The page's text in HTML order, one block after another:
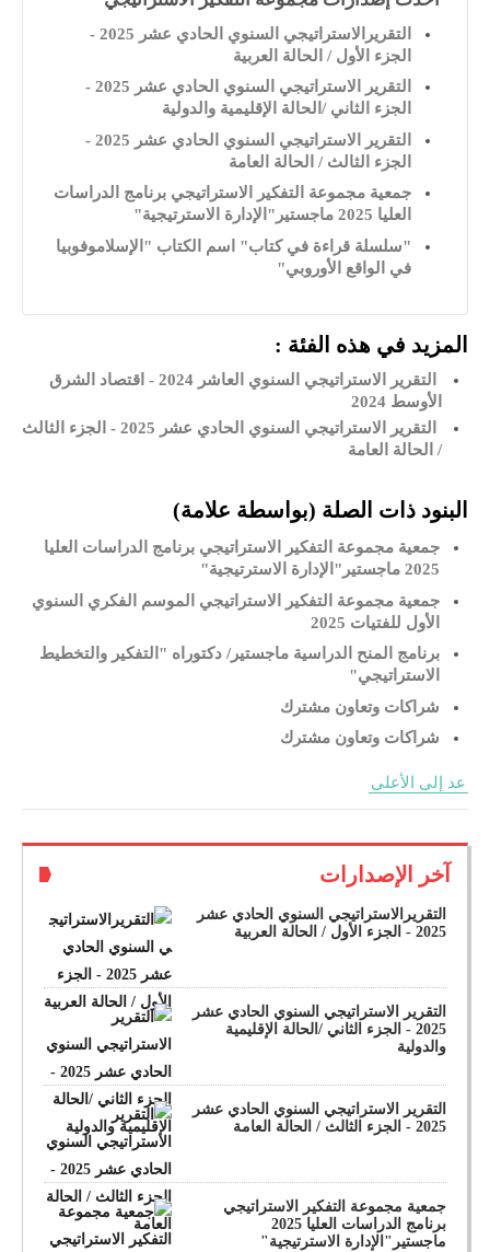
التقريرالاستراتيجي السنوي الحادي عشر 2025 -
الجزء الأول / الحالة العربية
التقرير الاستراتيجي السنوي الحادي عشر 2025 -
الجزء الثاني /الحالة الإقليمية والدولية
التقرير الاستراتيجي السنوي الحادي عشر 2025 -
الجزء الثالث / الحالة العامة
جمعية مجموعة التفكير الاستراتيجي برنامج الدراسات
العليا 2025 ماجستير"الإدارة الاسترتيجية"
"سلسلة قراءة في كتاب" اسم الكتاب "الإسلاموفوبيا
في الواقع الأوروبي"
المزيد في هذه الفئة :
التقرير الاستراتيجي السنوي العاشر 2024 - اقتصاد الشرق
الأوسط 2024
التقرير الاستراتيجي السنوي الحادي عشر 2025 - الجزء الثالث
/ الحالة العامة
البنود ذات الصلة (بواسطة علامة)
جمعية مجموعة التفكير الاستراتيجي برنامج الدراسات العليا
2025 ماجستير"الإدارة الاسترتيجية"
جمعية مجموعة التفكير الاستراتيجي الموسم الفكري السنوي
الأول للفتيات 2025
برنامج المنح الدراسية ماجستير/ دكتوراه "التفكير والتخطيط
الاستراتيجي"
شراكات وتعاون مشترك
شراكات وتعاون مشترك
عد إلى الأعلى
آخر الإصدارات
التقريرالاستراتيجي السنوي الحادي عشر
2025 - الجزء الأول / الحالة العربية
التقرير الاستراتيجي السنوي الحادي عشر
2025 - الجزء الثاني /الحالة الإقليمية
والدولية
التقرير الاستراتيجي السنوي الحادي عشر
2025 - الجزء الثالث / الحالة العامة
جمعية مجموعة التفكير الاستراتيجي
برنامج الدراسات العليا 2025
ماجستير"الإدارة الاسترتيجية"